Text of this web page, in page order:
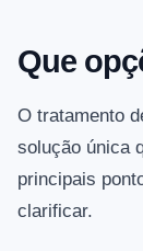
Que
O tratamento
solução única
principais
clarificar.